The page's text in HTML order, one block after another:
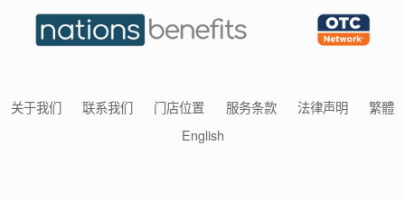
关于我们 联系我们 门店位置 服务条款 法律声明
繁體
English